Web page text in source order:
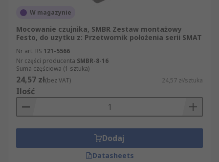
W magazynie
Mocowanie czujnika, SMBR Zestaw montażowy
Festo, do uzytku z: Przetwornik położenia serii SMAT
Nr art. RS 121-5566
Nr części producenta SMBR-8-16
Suma częściowa (1 sztuka)
24,57 zł(bez VAT) 24,57 zł/sztuka
Ilość
Dodaj
Datasheets